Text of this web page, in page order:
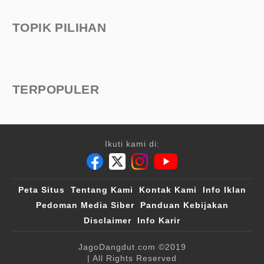
TOPIK PILIHAN
TERPOPULER
Ikuti kami di:
Peta Situs Tentang Kami Kontak Kami
Info Iklan
Pedoman Media Siber
Panduan Kebijakan
Disclaimer
Info Karir
JagoDangdut.com ©2019
| All Rights Reserved